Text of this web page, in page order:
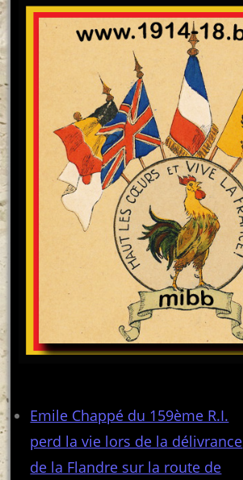
Emile Chappé du 159ème R.I.
perd la vie lors de la délivrance
de la Flandre sur la route de